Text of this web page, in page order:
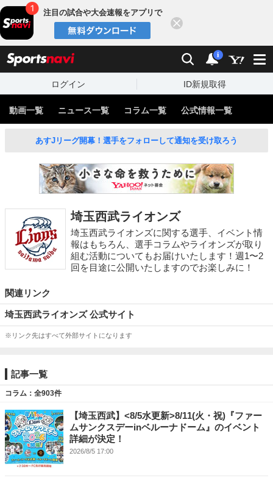
注目の試合や大会速報をアプリで
検索 通知
i
ログイン ID新規取得
動画一覧 ニュース一覧 コラム一覧 公式情報一覧
あすJリーグ開幕！選手をフォローして通知を受け取ろう
埼玉西武ライオンズ
埼玉西武ライオンズに関する選手、イベント情
報はもちろん、選手コラムやライオンズが取り
組む活動についてもお届けいたします！週1〜2
回を目途に公開いたしますのでお楽しみに！
関連リンク
埼玉西武ライオンズ 公式サイト
※リンク先はすべて外部サイトになります
記事一覧
コラム：全903件
【埼玉西武】<8/5水更新>8/11(火・祝)『ファー
ムサンクスデーinベルーナドーム』のイベント
詳細が決定！
2026/8/5 17:00